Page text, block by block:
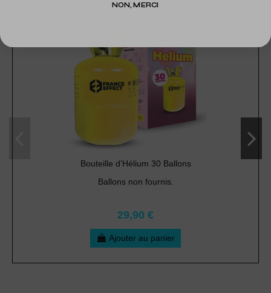
Bouteille d'Hélium 30 Ballons
Ballons non fournis.
29,90 €
Ajouter au panier
NON, MERCI